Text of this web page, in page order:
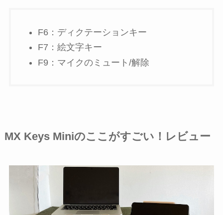
F6：ディクテーションキー
F7：絵文字キー
F9：マイクのミュート/解除
MX Keys Miniのここがすごい！レビュー